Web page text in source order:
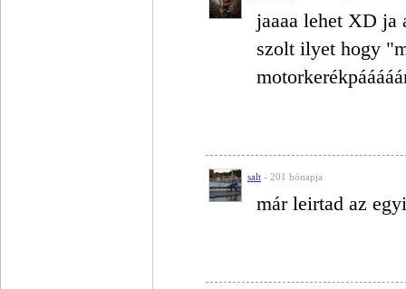
jaaaa lehet XD ja
szolt ilyet hogy
salt - 201 hónapja
már leirtad az